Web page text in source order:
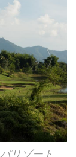
リゾート